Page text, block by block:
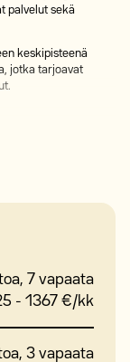
palvelut sekä
keskipisteenä
jotka tarjoavat
runsaasti kouluja,
ammattiopisto
Haltialan
7 vapaata
- 1367 €/kk
3 vapaata